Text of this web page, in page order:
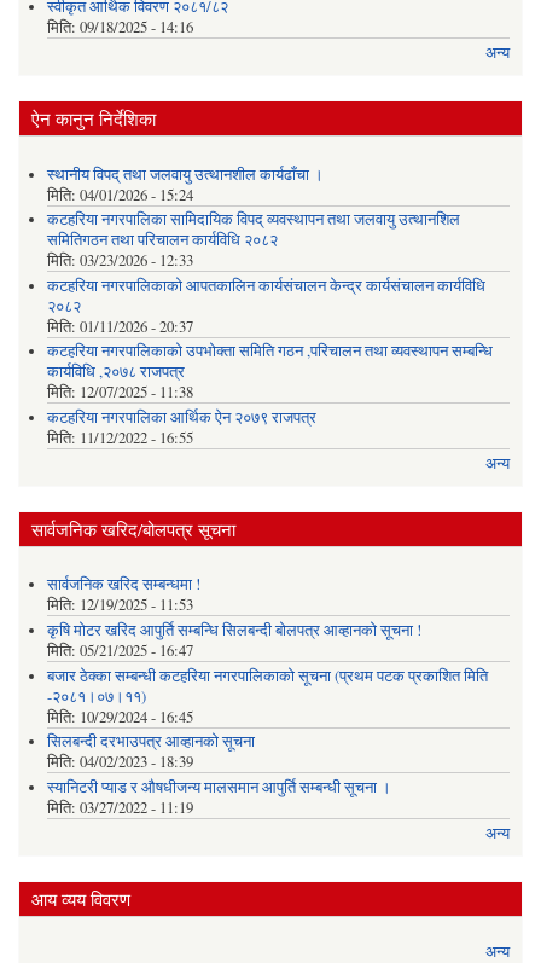
स्वीकृत आर्थिक विवरण २०८१/८२
मिति: 09/18/2025 - 14:16
अन्य
ऐन कानुन निर्देशिका
स्थानीय विपद् तथा जलवायु उत्थानशील कार्यढाँचा ।
मिति: 04/01/2026 - 15:24
कटहरिया नगरपालिका सामिदायिक विपद् व्यवस्थापन तथा जलवायु उत्थानशिल
समितिगठन तथा परिचालन कार्यविधि २०८२
मिति: 03/23/2026 - 12:33
कटहरिया नगरपालिकाको आपतकालिन कार्यसंचालन केन्द्र कार्यसंचालन कार्यविधि
२०८२
मिति: 01/11/2026 - 20:37
कटहरिया नगरपालिकाको उपभोक्ता समिति गठन ,परिचालन तथा व्यवस्थापन सम्बन्धि
कार्यविधि ,२०७८ राजपत्र
मिति: 12/07/2025 - 11:38
कटहरिया नगरपालिका आर्थिक ऐन २०७९ राजपत्र
मिति: 11/12/2022 - 16:55
अन्य
सार्वजनिक खरिद/बोलपत्र सूचना
सार्वजनिक खरिद सम्बन्धमा !
मिति: 12/19/2025 - 11:53
कृषि मोटर खरिद आपुर्ति सम्बन्धि सिलबन्दी बोलपत्र आव्हानको सूचना !
मिति: 05/21/2025 - 16:47
बजार ठेक्का सम्बन्धी कटहरिया नगरपालिकाको सूचना (प्रथम पटक प्रकाशित मिति
-२०८१।०७।११)
मिति: 10/29/2024 - 16:45
सिलबन्दी दरभाउपत्र आव्हानको सूचना
मिति: 04/02/2023 - 18:39
स्यानिटरी प्याड र ‌औषधीजन्य मालसमान आपुर्ति सम्बन्धी सूचना ।
मिति: 03/27/2022 - 11:19
अन्य
आय व्यय विवरण
अन्य